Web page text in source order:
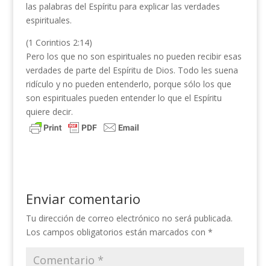
las palabras del Espíritu para explicar las verdades
espirituales.
(1 Corintios 2:14)
Pero los que no son espirituales no pueden recibir esas
verdades de parte del Espíritu de Dios. Todo les suena
ridículo y no pueden entenderlo, porque sólo los que
son espirituales pueden entender lo que el Espíritu
quiere decir.
Enviar comentario
Tu dirección de correo electrónico no será publicada.
Los campos obligatorios están marcados con *